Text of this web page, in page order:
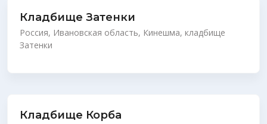
Кладбище Затенки
Россия, Ивановская область, Кинешма, кладбище
Затенки
Кладбище Корба